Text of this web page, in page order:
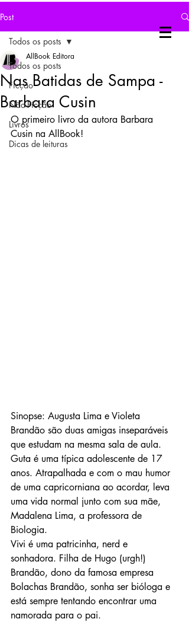
Post
Todos os posts
Ficção
Não-Ficção
Livros
Dicas de leituras
Todos os posts
Nas Batidas de Sampa -
Barbara Cusin
AllBook Editora
O primeiro livro da autora Barbara
Cusin na AllBook!
Sinopse: Augusta Lima e Violeta
Brandão são duas amigas inseparáveis
que estudam na mesma sala de aula.
Guta é uma típica adolescente de 17
anos. Atrapalhada e com o mau humor
de uma capricorniana ao acordar, leva
uma vida normal junto com sua mãe,
Madalena Lima, a professora de
Biologia.
Vivi é uma patricinha, nerd e
sonhadora. Filha de Hugo (urgh!)
Brandão, dono da famosa empresa
Bolachas Brandão, sonha ser bióloga e
está sempre tentando encontrar uma
namorada para o pai.